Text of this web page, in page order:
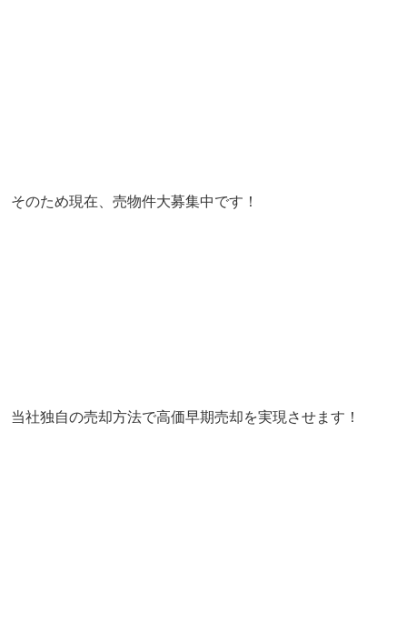
そのため現在、売物件大募集中です！
当社独自の売却方法で高価早期売却を実現させます！